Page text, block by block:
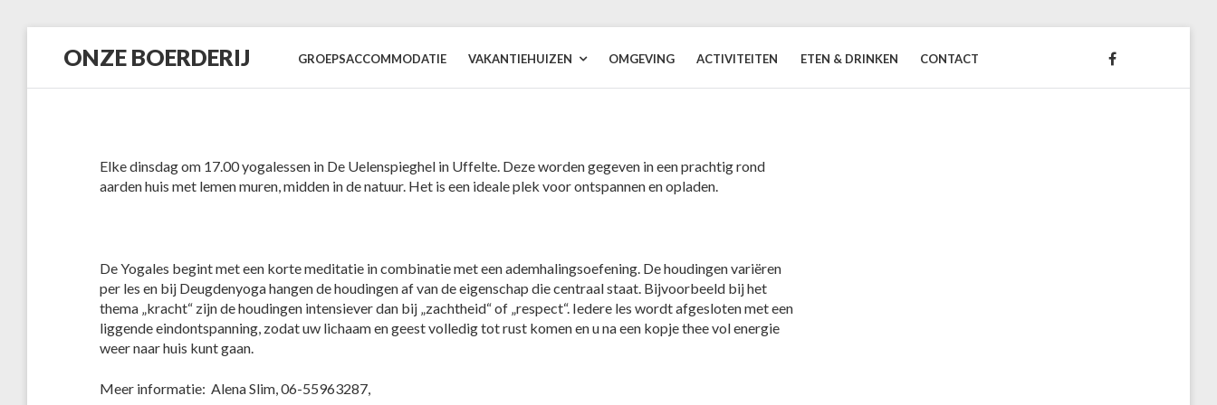
ONZE BOERDERIJ GROEPSACCOMMODATIE VAKANTIEHUIZEN OMGEVING ACTIVITEITEN ETEN & DRINKEN CONTACT
Elke dinsdag om 17.00 yogalessen in De Uelenspieghel in Uffelte. Deze worden gegeven in een prachtig rond
aarden huis met lemen muren, midden in de natuur. Het is een ideale plek voor ontspannen en opladen.
De Yogales begint met een korte meditatie in combinatie met een ademhalingsoefening. De houdingen variëren
per les en bij Deugdenyoga hangen de houdingen af van de eigenschap die centraal staat. Bijvoorbeeld bij het
thema „kracht“ zijn de houdingen intensiever dan bij „zachtheid“ of „respect“. Iedere les wordt afgesloten met een
liggende eindontspanning, zodat uw lichaam en geest volledig tot rust komen en u na een kopje thee vol energie
weer naar huis kunt gaan.
Meer informatie: Alena Slim, 06-55963287,